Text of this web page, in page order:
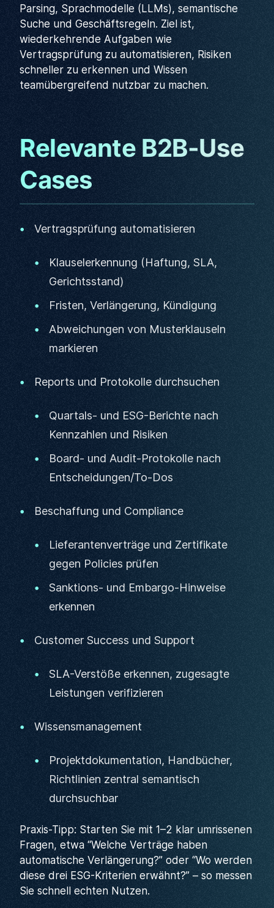
Parsing, Sprachmodelle (LLMs), semantische
Suche und Geschäftsregeln. Ziel ist,
wiederkehrende Aufgaben wie
Vertragsprüfung zu automatisieren, Risiken
schneller zu erkennen und Wissen
teamübergreifend nutzbar zu machen.
Relevante B2B-Use
Cases
Vertragsprüfung automatisieren
Klauselerkennung (Haftung, SLA,
Gerichtsstand)
Fristen, Verlängerung, Kündigung
Abweichungen von Musterklauseln
markieren
Reports und Protokolle durchsuchen
Quartals- und ESG-Berichte nach
Kennzahlen und Risiken
Board- und Audit-Protokolle nach
Entscheidungen/To-Dos
Beschaffung und Compliance
Lieferantenverträge und Zertifikate
gegen Policies prüfen
Sanktions- und Embargo-Hinweise
erkennen
Customer Success und Support
SLA-Verstöße erkennen, zugesagte
Leistungen verifizieren
Wissensmanagement
Projektdokumentation, Handbücher,
Richtlinien zentral semantisch
durchsuchbar
Praxis-Tipp: Starten Sie mit 1–2 klar umrissenen
Fragen, etwa “Welche Verträge haben
automatische Verlängerung?” oder “Wo werden
diese drei ESG-Kriterien erwähnt?” – so messen
Sie schnell echten Nutzen.